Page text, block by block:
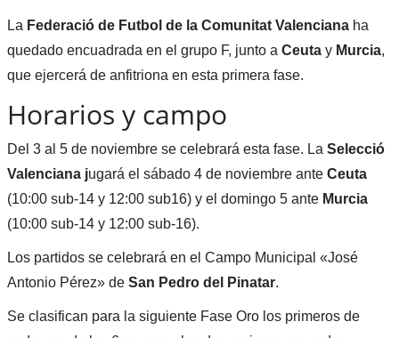
La Federació de Futbol de la Comunitat Valencianaha
quedado encuadrada en el grupo F, junto a Ceutay Murcia,
que ejercerá de anfitriona en esta primera fase.
Horarios y campo
Del 3 al 5 de noviembre se celebrará esta fase. La Selecció
Valenciana jugará el sábado 4 de noviembre ante Ceuta
(10:00 sub-14 y 12:00 sub16) y el domingo 5 ante Murcia
(10:00 sub-14 y 12:00 sub-16).
Los partidos se celebrará en el Campo Municipal «José
Antonio Pérez» de San Pedro del Pinatar.
Se clasifican para la siguiente Fase Oro los primeros de